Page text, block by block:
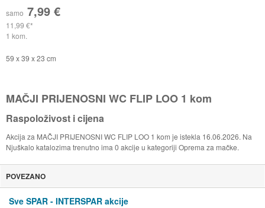
samo 7,99 €
11,99 €
1 kom.
59 x 39 x 23 cm
MAČJI PRIJENOSNI WC FLIP LOO 1 kom
Raspoloživost i cijena
Akcija za MAČJI PRIJENOSNI WC FLIP LOO 1 kom je istekla 16.06.2026. Na
Njuškalo katalozima trenutno ima 0 akcije u kategoriji Oprema za mačke.
POVEZANO
Sve SPAR - INTERSPAR akcije